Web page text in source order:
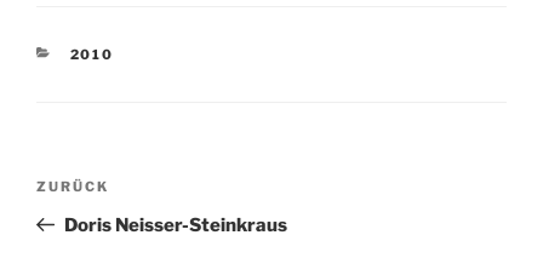
KATEGORIEN
2010
Beitragsnavigation
Vorheriger
Beitrag
ZURÜCK
Doris Neisser-Steinkraus